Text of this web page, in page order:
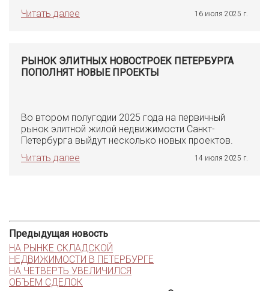
Читать далее
16 июля 2025 г.
РЫНОК ЭЛИТНЫХ НОВОСТРОЕК ПЕТЕРБУРГА
ПОПОЛНЯТ НОВЫЕ ПРОЕКТЫ
Во втором полугодии 2025 года на первичный
рынок элитной жилой недвижимости Санкт-
Петербурга выйдут несколько новых проектов.
Читать далее
14 июля 2025 г.
Предыдущая новость
НА РЫНКЕ СКЛАДСКОЙ
НЕДВИЖИМОСТИ В ПЕТЕРБУРГЕ
НА ЧЕТВЕРТЬ УВЕЛИЧИЛСЯ
ОБЪЕМ СДЕЛОК